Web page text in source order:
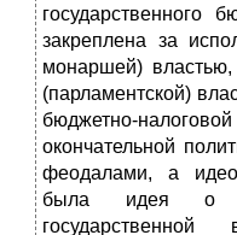
государственного
закреплена за
монаршей) властью,
(парламентской)
бюджетно-
окончательной
феодалами, а
была идея о